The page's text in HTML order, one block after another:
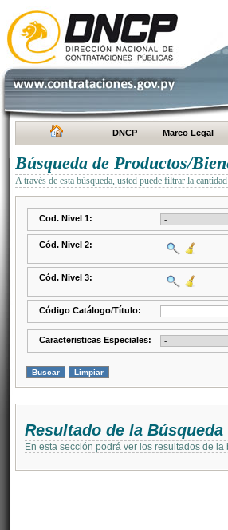
DNCP Marco Legal
Búsqueda de Productos/
A través de esta búsqueda, usted puede filtrar la
Cod. Nivel 1:
Cód. Nivel 2:
Cód. Nivel 3:
Código Catálogo/Título:
Caracteristicas Especiales:
Resultado de la Búsqueda
En esta sección podrá ver los resultados de